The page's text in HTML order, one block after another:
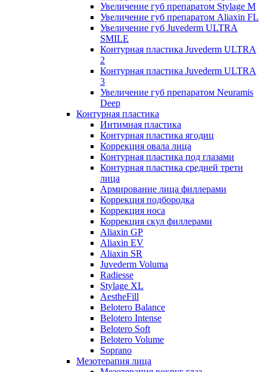
Увеличение губ препаратом Stylage M
Увеличение губ препаратом Aliaxin FL
Увеличение губ Juvederm ULTRA
SMILE
Контурная пластика Juvederm ULTRA
2
Контурная пластика Juvederm ULTRA
3
Увеличение губ препаратом Neuramis
Deep
Контурная пластика
Интимная пластика
Контурная пластика ягодиц
Коррекция овала лица
Контурная пластика под глазами
Контурная пластика средней трети
лица
Армирование лица филлерами
Коррекция подбородка
Коррекция носа
Коррекция скул филлерами
Aliaxin GP
Aliaxin EV
Aliaxin SR
Juvederm Voluma
Radiesse
Stylage XL
AestheFill
Belotero Balance
Belotero Intense
Belotero Soft
Belotero Volume
Soprano
Мезотерапия лица